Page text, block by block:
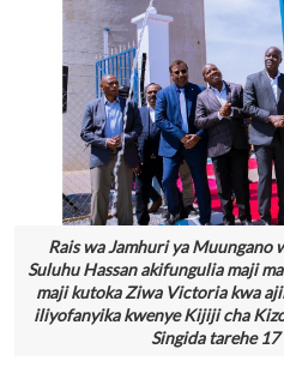
Rais wa Jamhuri ya Muungano
Suluhu Hassan akifungulia maji
maji kutoka Ziwa Victoria kwa
iliyofanyika kwenye Kijiji cha
Singida tarehe